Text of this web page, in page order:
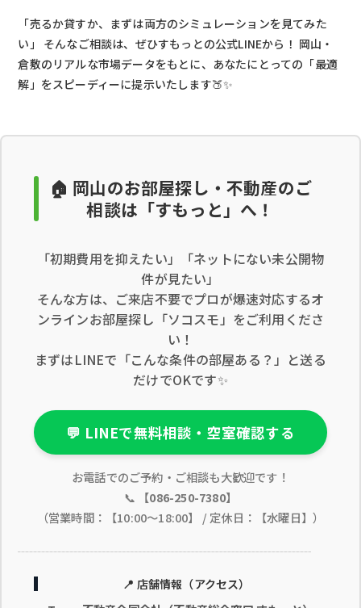
「売るか貸すか、まずは両方のシミュレーションを見てみた
い」 そんなご相談は、ぜひすもっとの公式LINEから！ 岡山・
倉敷のリアルな市場データをもとに、あなたにとっての「最適
解」をスピーディーに提示いたします🍑✨
🏠 岡山のお部屋探し・不動産のご
相談は「すもっと」へ！
「初期費用を抑えたい」「ネットにない未公開物
件が見たい」
そんな方は、ご来店不要でプロが爆速対応するオ
ンラインお部屋探し「ソコスモ」をご利用くださ
い！
まずはLINEで「こんな条件の部屋ある？」と送る
だけでOKです✨
💬 LINEで無料相談・空室確認する
お電話でのご予約・ご相談も大歓迎です！
📞
【086-250-7380】
（営業時間：【10:00〜18:00】 / 定休日：【水曜日】）
📍 店舗情報（アクセス）